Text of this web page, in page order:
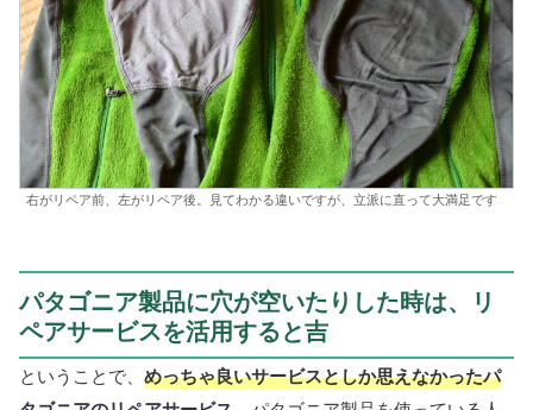
右がリペア前、左がリペア後。見てわかる違いですが、立派に直って大満足です
パタゴニア製品に穴が空いたりした時は、リ
ペアサービスを活用すると吉
ということで、 めっちゃ良いサービスとしか思えなかったパ